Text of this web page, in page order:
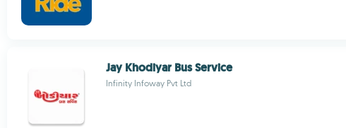
Jay Khodiyar Bus Service
Infinity Infoway Pvt Ltd